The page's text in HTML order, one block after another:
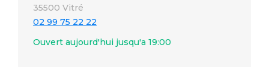
35500 Vitré
02 99 75 22 22
Ouvert aujourd'hui jusqu'a 19:00